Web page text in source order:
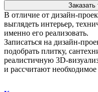
Заказать
В отличие от дизайн-
выглядеть интерьер,
именно его реализовать.
Записаться на дизайн-
подобрать плитку,
реалистичную 3D-
и рассчитают